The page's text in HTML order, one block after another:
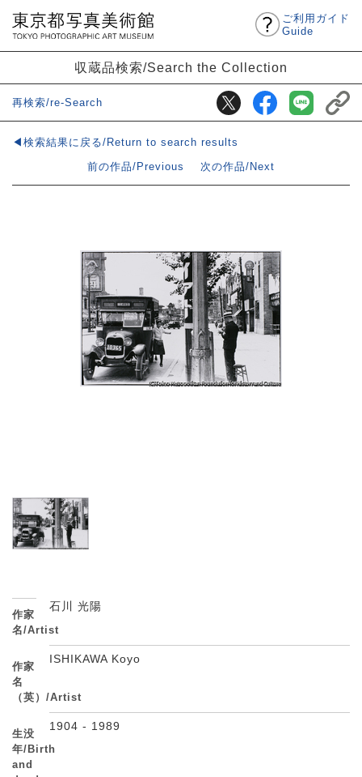
ご利用ガイド
Guide
収蔵品検索/Search the Collection
再検索/re-Search
◀検索結果に戻る/Return to search results
前の作品/Previous
次の作品/Next
作家
名/Artist
石川 光陽
作家
名
（英）/Artist
ISHIKAWA Koyo
生没
年/Birth
and
1904 - 1989